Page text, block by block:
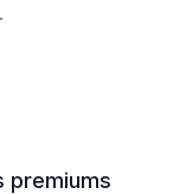
premiums